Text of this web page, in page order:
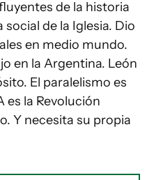
de la historia
de la Iglesia. Dio
en medio mundo.
en la Argentina. León
El paralelismo es
es la Revolución
Y necesita su propia